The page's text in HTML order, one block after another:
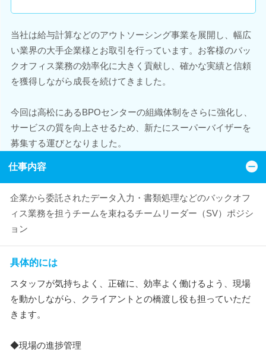
当社は給与計算などのアウトソーシング事業を展開し、幅広
い業界の大手企業様とお取引を行っています。お客様のバッ
クオフィス業務の効率化に大きく貢献し、確かな実績と信頼
を獲得しながら成長を続けてきました。
今回は高松にあるBPOセンターの組織体制をさらに強化し、
サービスの質を向上させるため、新たにスーパーバイザーを
募集する運びとなりました。
仕事内容
企業から委託されたデータ入力・書類処理などのバックオフ
ィス業務を担うチームを束ねるチームリーダー（SV）ポジシ
ョン
具体的には
スタッフが気持ちよく、正確に、効率よく働けるよう、現場
を動かしながら、クライアントとの橋渡し役も担っていただ
きます。
◆現場の進捗管理